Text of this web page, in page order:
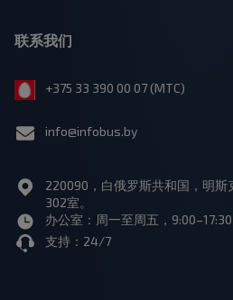
联系我们
+375 33 390 00 07 (МТС)
info@infobus.by
220090，白俄罗斯共和国，明斯
302室。
办公室：周一至周五，9:00–17:30
支持：24/7